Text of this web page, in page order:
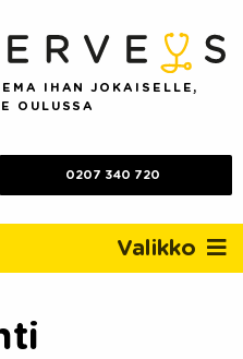
IHAN JOKAISELLE,
OULUSSA
0207 340 720
Valikko